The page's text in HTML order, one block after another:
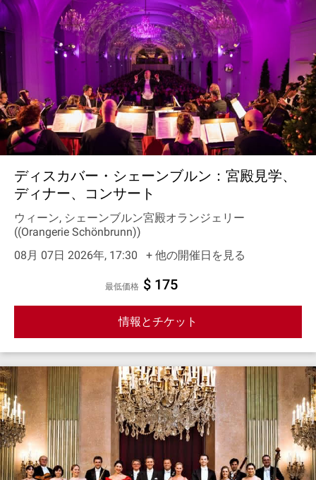
ディスカバー・シェーンブルン：宮殿見学、
ディナー、コンサート
ウィーン, シェーンブルン宮殿オランジェリー
((Orangerie Schönbrunn))
08月 07日 2026年, 17:30
+ 他の開催日を見る
最低価格 $ 175
情報とチケット